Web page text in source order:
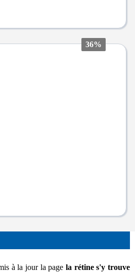
36%
à la jour la pagela rétine s'y trouve